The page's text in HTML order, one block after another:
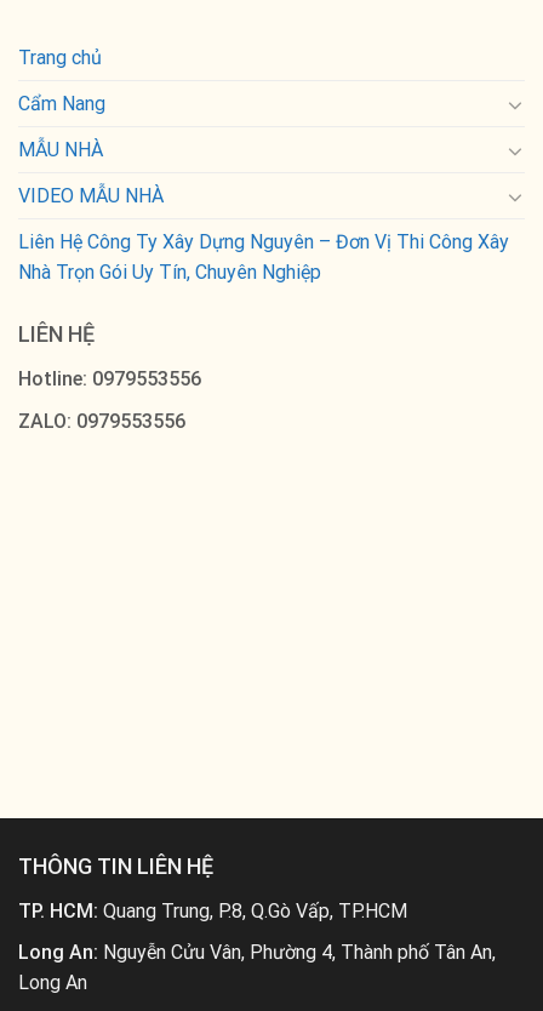
Trang chủ
Cẩm Nang
MẪU NHÀ
VIDEO MẪU NHÀ
Liên Hệ Công Ty Xây Dựng Nguyên – Đơn Vị Thi Công Xây
Nhà Trọn Gói Uy Tín, Chuyên Nghiệp
LIÊN HỆ
Hotline: 0979553556
ZALO: 0979553556
THÔNG TIN LIÊN HỆ
TP. HCM: Quang Trung, P.8, Q.Gò Vấp, TP.HCM
Long An: Nguyễn Cửu Vân, Phường 4, Thành phố Tân An,
Long An